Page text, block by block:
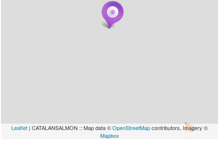
Leaflet | CATALANSALMON :: Map data ©OpenStreetMapcontributors, Imagery ©
Mapbox